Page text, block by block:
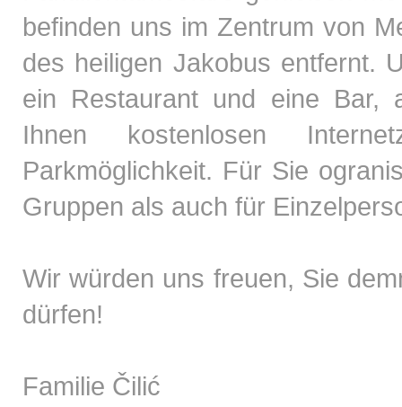
befinden uns im Zentrum von
des heiligen Jakobus entfernt.
ein Restaurant und eine Bar,
Ihnen kostenlosen
Parkmöglichkeit. Für Sie
Gruppen als auch für
Wir würden uns freuen, Sie
dürfen!
Familie Čilić